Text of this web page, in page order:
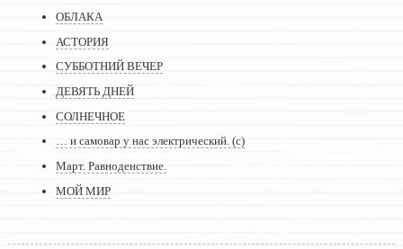
ОБЛАКА
АСТОРИЯ
СУББОТНИЙ ВЕЧЕР
ДЕВЯТЬ ДНЕЙ
СОЛНЕЧНОЕ
… и самовар у нас электрический. (с)
Март. Равноденствие.
МОЙ МИР